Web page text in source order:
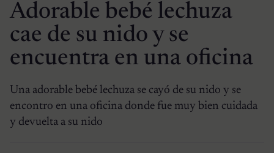
Adorable bebé lechuza
cae de su nido y se
encuentra en una oficina
Una adorable bebé lechuza se cayó de su nido y se
encontro en una oficina donde fue muy bien cuidada
y devuelta a su nido